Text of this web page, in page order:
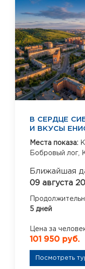
В СЕРДЦЕ
И ВКУСЫ
Места показа:
Бобровый лог,
Ближайшая
09 августа
5 дней
Цена за
101 950 руб.
Посмотреть